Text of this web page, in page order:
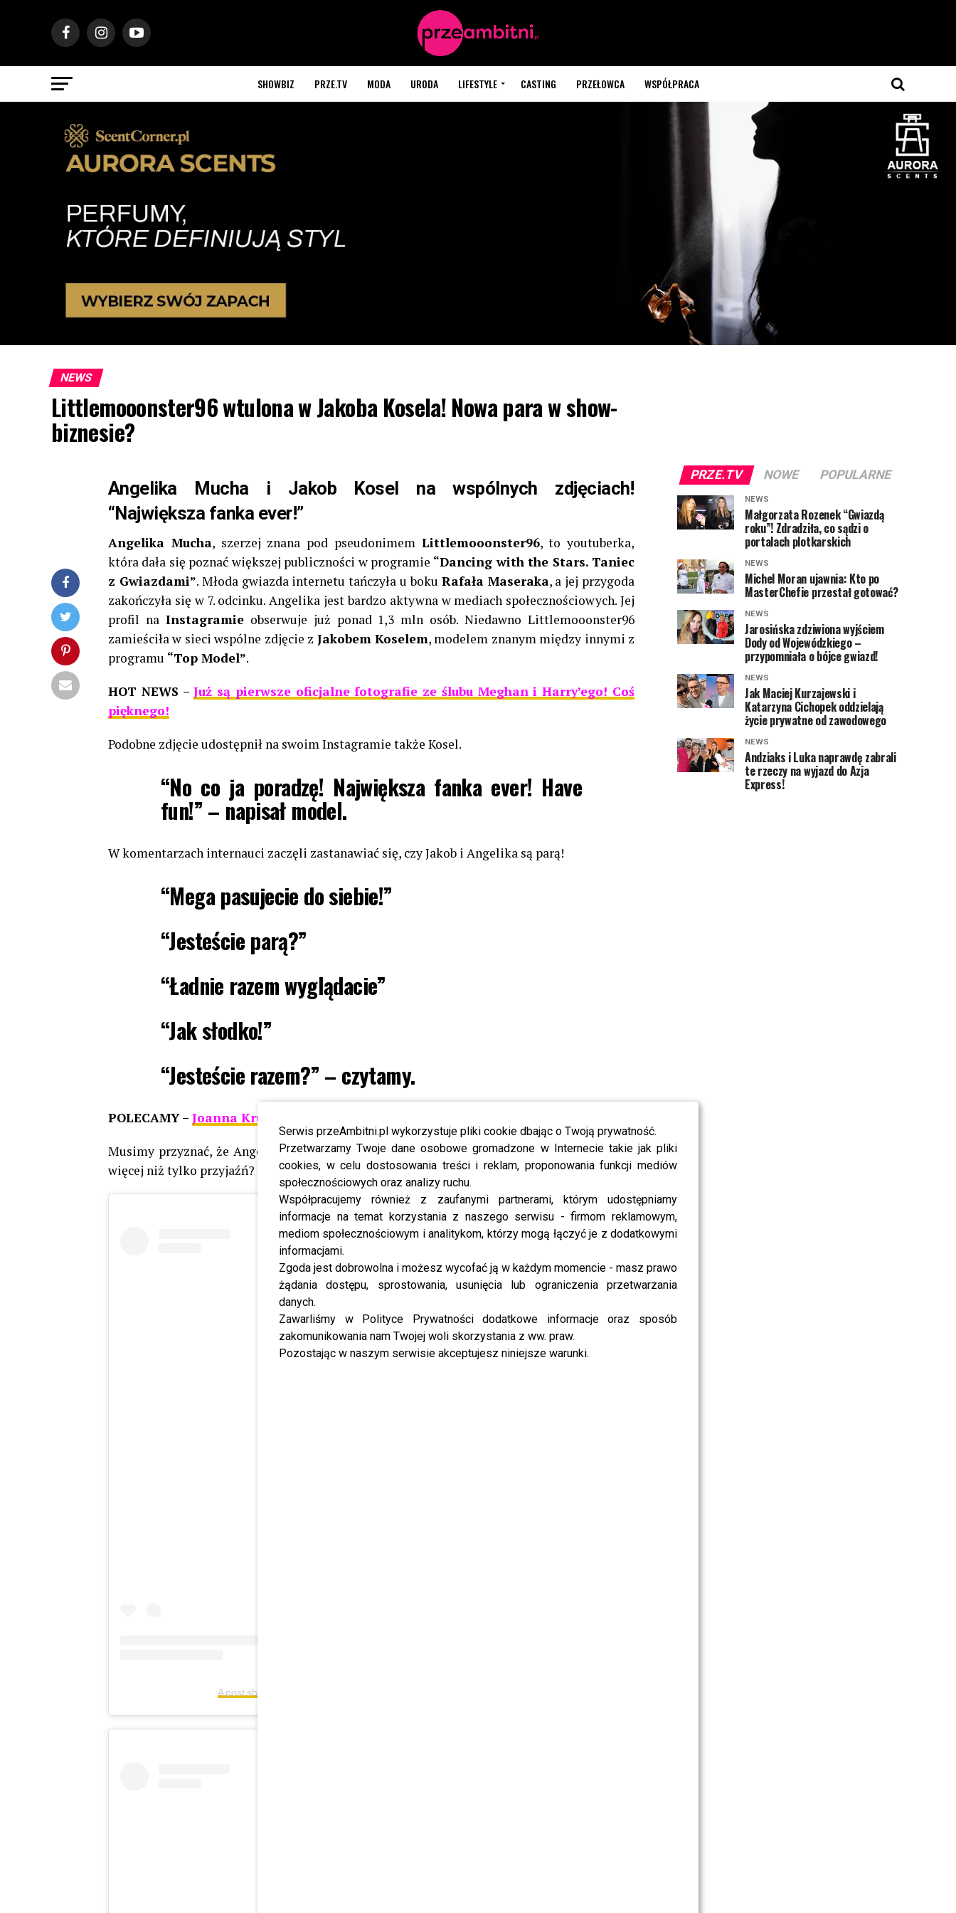
Serwis przeAmbitni.pl wykorzystuje pliki cookie dbając o Twoją prywatność.
Przetwarzamy Twoje dane osobowe gromadzone w Internecie takie jak pliki
cookies, w celu dostosowania treści i reklam, proponowania funkcji mediów
społecznościowych oraz analizy ruchu.
Współpracujemy również z zaufanymi partnerami, którym udostępniamy
informacje na temat korzystania z naszego serwisu - firmom reklamowym,
mediom społecznościowym i analitykom, którzy mogą łączyć je z dodatkowymi
informacjami.
Zgoda jest dobrowolna i możesz wycofać ją w każdym momencie - masz prawo
żądania dostępu, sprostowania, usunięcia lub ograniczenia przetwarzania
danych.
Zawarliśmy w Polityce Prywatności dodatkowe informacje oraz sposób
zakomunikowania nam Twojej woli skorzystania z ww. praw.
Pozostając w naszym serwisie akceptujesz niniejsze warunki.
SHOWBIZ PRZE.TV MODA URODA LIFESTYLE CASTING PRZEŁOWCA WSPÓŁPRACA
NEWS
Littlemooonster96 wtulona w Jakoba Kosela! Nowa para w show-
biznesie?
Angelika Mucha i Jakob Kosel na wspólnych zdjęciach!
“Największa fanka ever!”
Angelika Mucha, szerzej znana pod pseudonimem Littlemooonster96, to youtuberka,
która dała się poznać większej publiczności w programie “Dancing with the Stars. Taniec
z Gwiazdami”. Młoda gwiazda internetu tańczyła u boku Rafała Maseraka, a jej przygoda
zakończyła się w 7. odcinku. Angelika jest bardzo aktywna w mediach społecznościowych. Jej
profil na Instagramieobserwuje już ponad 1,3 mln osób. Niedawno Littlemooonster96
zamieściła w sieci wspólne zdjęcie z Jakobem Koselem, modelem znanym między innymi z
programu “Top Model”.
HOT NEWS –Już są pierwsze oficjalne fotografie ze ślubu Meghan i Harry’ego! Coś
pięknego!
Podobne zdjęcie udostępnił na swoim Instagramie także Kosel.
“No co ja poradzę! Największa fanka ever! Have
fun!” – napisał model.
W komentarzach internauci zaczęli zastanawiać się, czy Jakob i Angelika są parą!
“Mega pasujecie do siebie!”
“Jesteście parą?”
“Ładnie razem wyglądacie”
“Jak słodko!”
“Jesteście razem?” – czytamy.
POLECAMY – Joanna Krupa szczerze o ciąży! Zdecydowała się na metodę…?!
Musimy przyznać, że Angelika i Kosel naprawdę do siebie pasują. Myślicie, że łączy ich coś
więcej niż tylko przyjaźń? Zobaczcie ich urocze fotki!
A post shared by Angelika Mucha
PRZE.TV NOWE POPULARNE
NEWS
Małgorzata Rozenek “Gwiazdą
roku”! Zdradziła, co sądzi o
portalach plotkarskich
NEWS
Michel Moran ujawnia: Kto po
MasterChefie przestał gotować?
NEWS
Jarosińska zdziwiona wyjściem
Dody od Wojewódzkiego –
przypomniała o bójce gwiazd!
NEWS
Jak Maciej Kurzajewski i
Katarzyna Cichopek oddzielają
życie prywatne od zawodowego
NEWS
Andziaks i Luka naprawdę zabrali
te rzeczy na wyjazd do Azja
Express!